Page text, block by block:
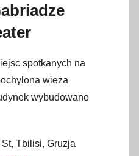
spotkanych na
wieża
wybudowano
Tbilisi, Gruzja